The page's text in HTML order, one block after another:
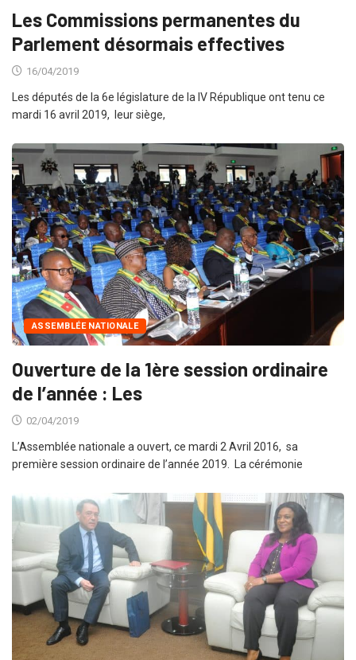
Les Commissions permanentes du
Parlement désormais effectives
16/04/2019
Les députés de la 6e législature de la IV République ont tenu ce
mardi 16 avril 2019, leur siège,
ASSEMBLÉE NATIONALE
Ouverture de la 1ère session ordinaire
de l’année : Les
02/04/2019
L’Assemblée nationale a ouvert, ce mardi 2 Avril 2016, sa
première session ordinaire de l’année 2019. La cérémonie